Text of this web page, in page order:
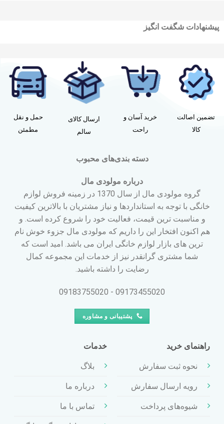
پیشنهادات شگفت انگیز
تضمین اصالت
کالا
خرید آسان و
راحت
ارسال کالای
سالم
حمل و نقل
مطمئن
دسته بندی‌های محبوب
درباره مولودی مال
گروه مولودی مال از سال 1370 در زمینه فروش لوازم
خانگی با توجه به استانداردها و نیاز مشتریان با بالاترین کیفیت
و مناسبت ترین قیمت، فعالیت خود را شروع کرده است. و
هم اکنون افتخار این را داریم که مولودی مال جزوء خوش نام
ترین های بازار لوازم خانگی ایران می باشد. امید است که
شما مشتری گرانقدر نیز از خدمات این مجموعه کمال
رضایت را داشته باشید.
09173455020 - 09183755020
پشتیبانی و مشاوره
راهنمای خرید
نحوه ثبت سفارش
رویه ارسال سفارش
شیوه‌های پرداخت
خدمات
بلاگ
درباره ما
تماس با ما